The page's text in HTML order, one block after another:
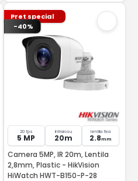
Pret special
-40%
20 fps
5 MP
Infrarosu
20m
lentila fixa
2.8mm
Camera 5MP, IR 20m, Lentila
2,8mm, Plastic - HikVision
HiWatch HWT-B150-P-28